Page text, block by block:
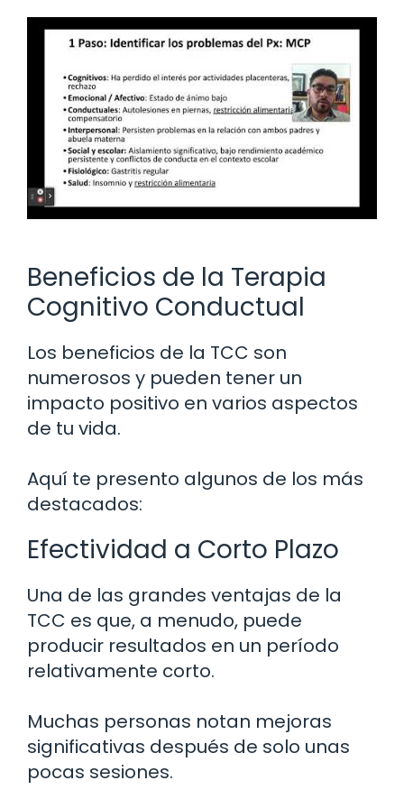
Beneficios de la Terapia
Cognitivo Conductual
Los beneficios de la TCC son
numerosos y pueden tener un
impacto positivo en varios aspectos
de tu vida.
Aquí te presento algunos de los más
destacados:
Efectividad a Corto Plazo
Una de las grandes ventajas de la
TCC es que, a menudo, puede
producir resultados en un período
relativamente corto.
Muchas personas notan mejoras
significativas después de solo unas
pocas sesiones.